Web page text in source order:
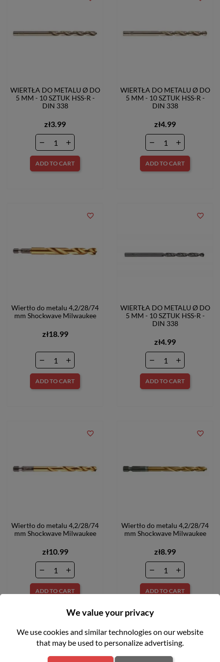
WIERTŁA DO METALU Ø DO
5 MM - 10 SZTUK HSS-R -
DIN 338
zł3.99
ADD TO CART
WIERTŁA DO METALU Ø DO
5 MM - 10 SZTUK HSS-R -
DIN 338
zł4.99
ADD TO CART
Wiertło do metalu 4,2/28/74
mm Shockwave Milwaukee
zł18.99
ADD TO CART
favorite_border
WIERTŁA DO METALU Ø DO
5 MM - 10 SZTUK HSS-R -
DIN 338
zł4.99
ADD TO CART
favorite_border
Wiertło do metalu 4,2/28/74
mm Shockwave Milwaukee
zł10.99
ADD TO CART
favorite_border
Wiertło do metalu 4,2/28/74
mm Shockwave Milwaukee
zł8.99
ADD TO CART
favorite_border
favorite_border
We value your privacy
We use cookies and similar technologies on our website
that may be used to personalize advertising.